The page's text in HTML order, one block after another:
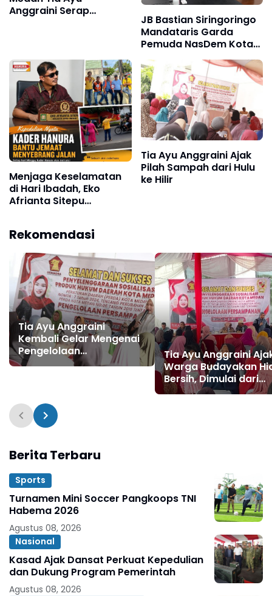
Anggraini Serap
Marelan
JB Bastian Siringoringo
Mandataris Garda
Pemuda NasDem Kota
Medan Periode 2026 -
2031.
Menjaga Keselamatan
di Hari Ibadah, Eko
Afrianta Sitepu
Penyebrangan Jemaat
Tia Ayu Anggraini Ajak
Pilah Sampah dari Hulu
ke Hilir
Rekomendasi
Tia Ayu Anggraini
Kembali Gelar Mengenai
Pengelolaan
Persampahan
Tia Ayu Anggraini
Warga Budayakan
Bersih, Dimulai dari
Memilah Sampah
Berita Terbaru
Sports
Turnamen Mini Soccer Pangkoops TNI
Habema 2026
Agustus 08, 2026
Nasional
Kasad Ajak Dansat Perkuat Kepedulian
dan Dukung Program Pemerintah
Agustus 08, 2026